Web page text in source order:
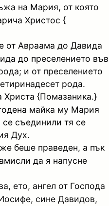
на Мария, от която
Христос {
от Авраама до Давида
до преселението във
и от преселението
рода.
{Помазаника.}
майка му Мария
съединили тя се
Дух.
беше праведен, а пък
да я напусне
ето, ангел от Господа
сине Давидов,